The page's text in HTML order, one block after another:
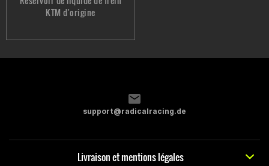
KTM d'origine
support@radicalracing.de
Livraison et mentions légales